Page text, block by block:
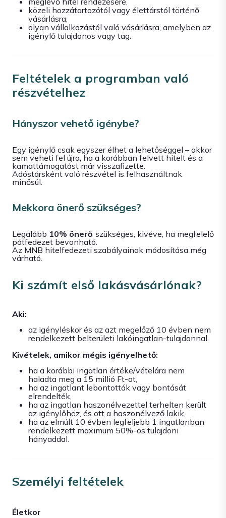
közeli hozzátartozótól vagy élettárstól történő
vásárlásra,
olyan vállalkozástól való vásárlásra, amelyben az
igénylő tulajdonos vagy tag.
Feltételek a programban való
részvételhez
Hányszor vehető igénybe?
Egy igénylő csak egyszer élhet a lehetőséggel – akkor
sem veheti fel újra, ha a korábban felvett hitelt és a
kamattámogatást már visszafizette.
Adóstársként való részvétel is felhasználtnak
minősül.
Mekkora önerő szükséges?
Legalább 10% önerő szükséges, kivéve, ha megfelelő
pótfedezet bevonható.
Az MNB hitelfedezeti szabályainak módosítása még
várható.
Ki számít első lakásvásárlónak?
Aki:
az igényléskor és az azt megelőző 10 évben nem
rendelkezett belterületi lakóingatlan-tulajdonnal.
Kivételek, amikor mégis igényelhető:
ha a korábbi ingatlan értéke/vételára nem
haladta meg a 15 millió Ft-ot,
ha az ingatlant lebontották vagy bontását
elrendelték,
ha az ingatlan haszonélvezettel terhelten került
az igénylőhöz, és ott a haszonélvező lakik,
ha az elmúlt 10 évben legfeljebb 1 ingatlanban
rendelkezett maximum 50%-os tulajdoni
hányaddal.
Személyi feltételek
Életkor